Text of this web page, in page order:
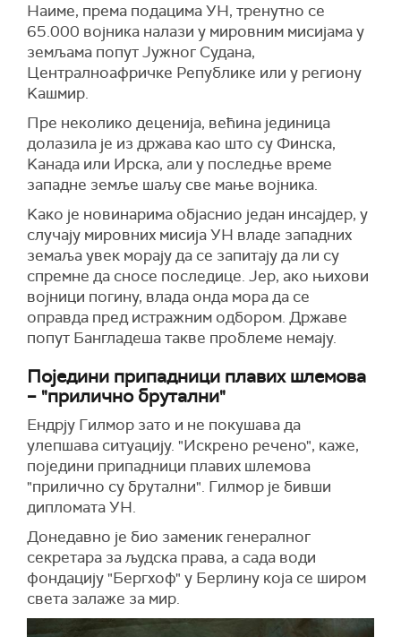
Наиме, према подацима УН, тренутно се
65.000 војника налази у мировним мисијама у
земљама попут Јужног Судана,
Централноафричке Републике или у региону
Kашмир.
Пре неколико деценија, већина јединица
долазила је из држава као што су Финска,
Kанада или Ирска, али у последње време
западне земље шаљу све мање војника.
Kако је новинарима објаснио један инсајдер, у
случају мировних мисија УН владе западних
земаља увек морају да се запитају да ли су
спремне да сносе последице. Јер, ако њихови
војници погину, влада онда мора да се
оправда пред истражним одбором. Државе
попут Бангладеша такве проблеме немају.
Поједини припадници плавих шлемова
– "прилично брутални"
Ендрју Гилмор зато и не покушава да
улепшава ситуацију. "Искрено речено", каже,
поједини припадници плавих шлемова
"прилично су брутални". Гилмор је бивши
дипломата УН.
Донедавно је био заменик генералног
секретара за људска права, а сада води
фондацију "Бергхоф" у Берлину која се широм
света залаже за мир.